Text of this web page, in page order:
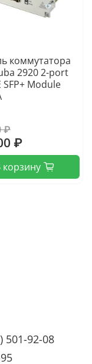
коммутатора
2920 2-port
SFP+ Module
₽
₽
корзину
501-92-08